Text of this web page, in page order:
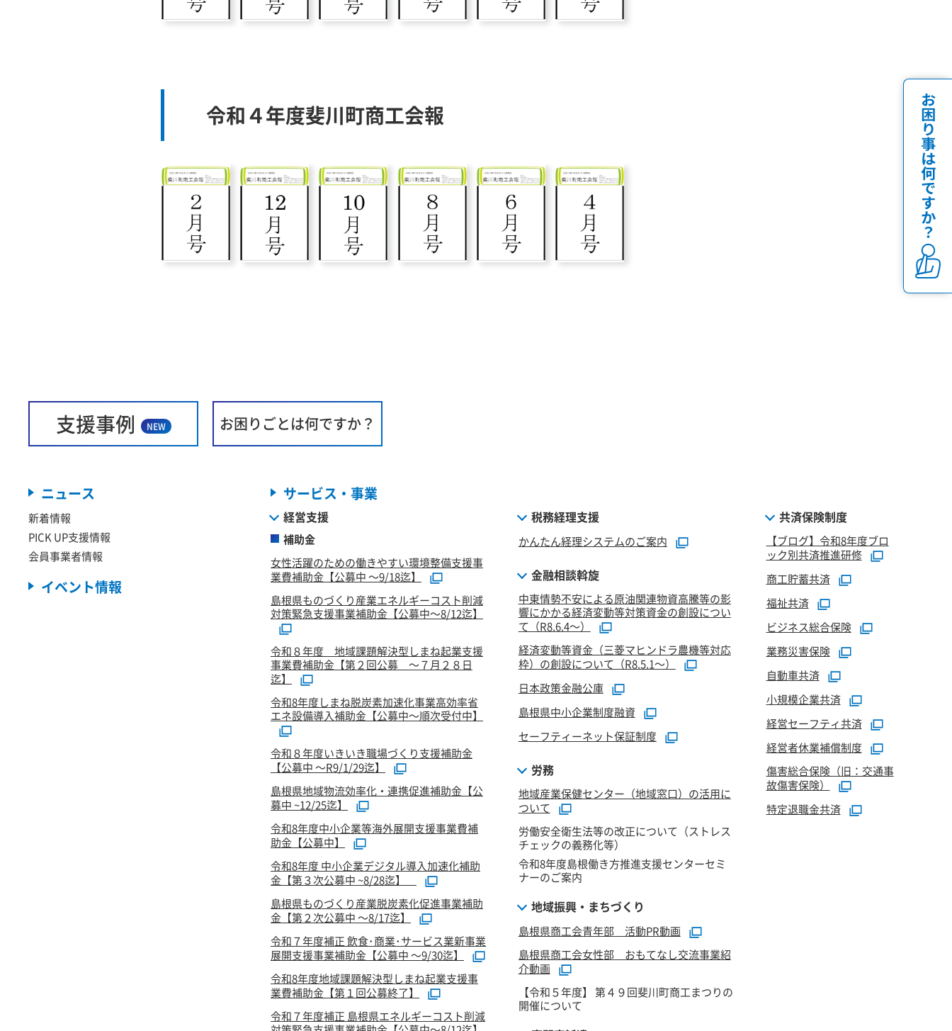
令和４年度斐川町商工会報
支援事例 NEW お困りごとは何ですか？
ニュース
新着情報
PICK UP支援情報
会員事業者情報
イベント情報
サービス・事業
経営支援
補助金
女性活躍のための働きやすい環境整備支援事
業費補助金【公募中 ～9/18迄】
島根県ものづくり産業エネルギーコスト削減
対策緊急支援事業補助金【公募中～8/12迄】
令和８年度 地域課題解決型しまね起業支援
事業費補助金【第２回公募 ～７月２８日
迄】
令和8年度しまね脱炭素加速化事業高効率省
エネ設備導入補助金【公募中～順次受付中】
令和８年度いきいき職場づくり支援補助金
【公募中 ～R9/1/29迄】
島根県地域物流効率化・連携促進補助金【公
募中 ~12/25迄】
令和8年度中小企業等海外展開支援事業費補
助金【公募中】
令和8年度 中小企業デジタル導入加速化補助
金【第３次公募中 ~8/28迄】
島根県ものづくり産業脱炭素化促進事業補助
金【第２次公募中 ～8/17迄】
令和７年度補正 飲食･商業･サービス業新事業
展開支援事業補助金【公募中 ～9/30迄】
令和8年度地域課題解決型しまね起業支援事
業費補助金【第１回公募終了】
令和７年度補正 島根県エネルギーコスト削減
税務経理支援
かんたん経理システムのご案内
金融相談斡旋
中東情勢不安による原油関連物資高騰等の影
響にかかる経済変動等対策資金の創設につい
て（R8.6.4～）
経済変動等資金（三菱マヒンドラ農機等対応
枠）の創設について（R8.5.1～）
日本政策金融公庫
島根県中小企業制度融資
セーフティーネット保証制度
労務
地域産業保健センター（地域窓口）の活用に
ついて
労働安全衛生法等の改正について（ストレス
チェックの義務化等）
令和8年度島根働き方推進支援センターセミ
ナーのご案内
地域振興・まちづくり
島根県商工会青年部 活動PR動画
島根県商工会女性部 おもてなし交流事業紹
介動画
【令和５年度】 第４９回斐川町商工まつりの
開催について
共済保険制度
【ブログ】令和8年度ブロ
ック別共済推進研修
商工貯蓄共済
福祉共済
ビジネス総合保険
業務災害保険
自動車共済
小規模企業共済
経営セーフティ共済
経営者休業補償制度
傷害総合保険（旧：交通事
故傷害保険）
特定退職金共済